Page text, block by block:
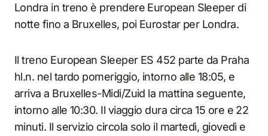
Londra in treno è prendere European Sleeper di
notte fino a Bruxelles, poi Eurostar per Londra.
Il treno European Sleeper ES 452 parte da Praha
hl.n. nel tardo pomeriggio, intorno alle 18:05, e
arriva a Bruxelles-Midi/Zuid la mattina seguente,
intorno alle 10:30. Il viaggio dura circa 15 ore e 22
minuti. Il servizio circola solo il martedì, giovedì e